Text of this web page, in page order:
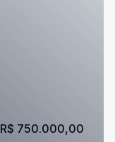
R$ 750.000,00